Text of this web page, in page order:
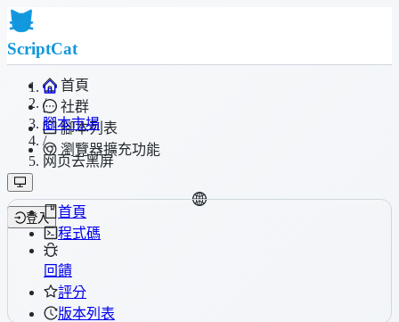
ScriptCat
首頁
社群
腳本列表
瀏覽器擴充功能
登入
/
腳本市場
/
网页去黑屏
首頁
程式碼
回饋
評分
版本列表